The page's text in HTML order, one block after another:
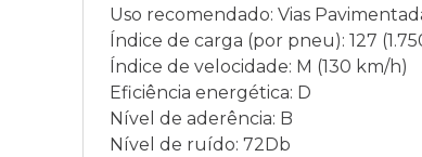
Uso recomendado: Vias
Índice de carga (por pneu): 127
Índice de velocidade: M (130 km/h)
Eficiência energética: D
Nível de aderência: B
Nível de ruído: 72Db